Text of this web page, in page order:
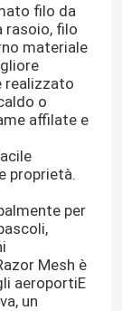
filo da
rasoio, filo
materiale
realizzato
o
affilate e
proprietà.
per
Mesh è
aeroportiE
un